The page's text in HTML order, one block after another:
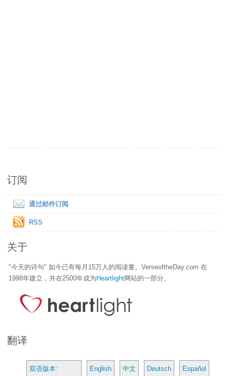
订阅
通过邮件订阅
RSS
关于
"今天的诗句" 如今已有每月15万人的阅读量。VerseoftheDay.com 在
1998年建立，并在2500年成为 Heartlight网站的一部分。
翻译
双语版本: English 中文 Deutsch Español